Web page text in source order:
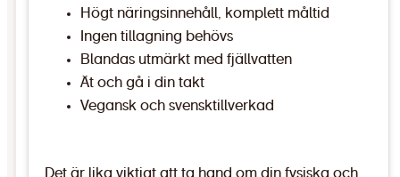
Högt näringsinnehåll, komplett måltid
Ingen tillagning behövs
Blandas utmärkt med fjällvatten
Ät och gå i din takt
Vegansk och svensktillverkad